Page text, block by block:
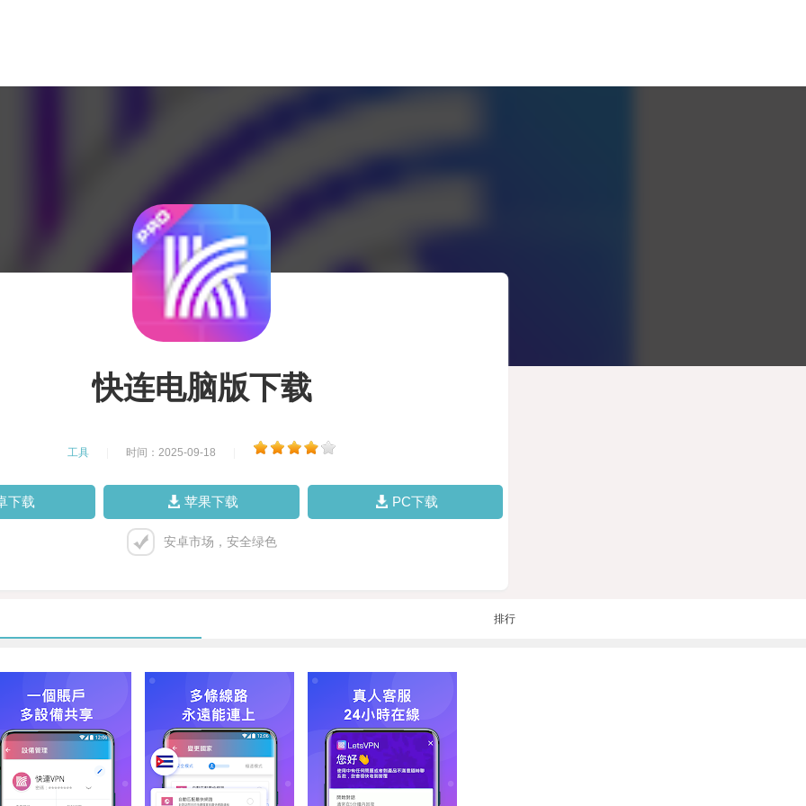
快连电脑版下载
工具 时间：2025-09-18
下载 苹果下载 PC下载
安卓市场，安全绿色
排行